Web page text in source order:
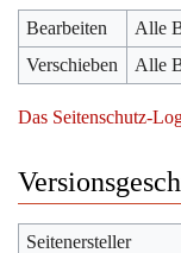
Bearbeiten
Alle
Verschieben
Alle
Das Seitenschutz-
Seitenersteller